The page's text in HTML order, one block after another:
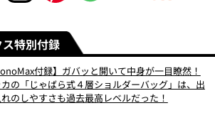
特別付録
付録】ガバッと開いて中身が一目瞭然！
の「じゃばら式４層ショルダーバッグ」は、出
れのしやすさも過去最高レベルだった！